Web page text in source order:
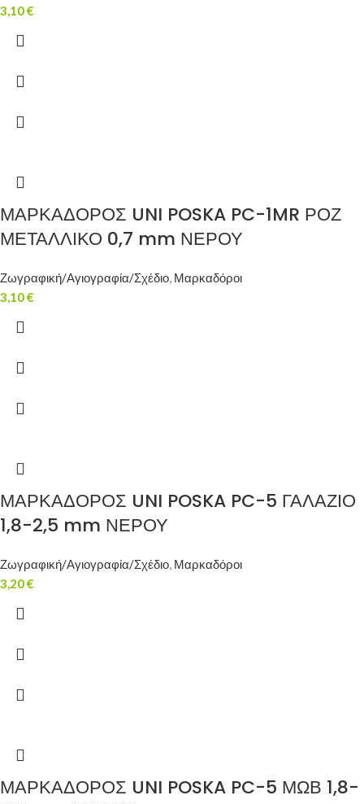
3,10€
ΜΑΡΚΑΔΟΡΟΣ UNI POSKA PC-1MR ΡΟΖ
ΜΕΤΑΛΛΙΚΟ 0,7 mm ΝΕΡΟΥ
Ζωγραφική/Αγιογραφία/Σχέδιο, Μαρκαδόροι
3,10€
ΜΑΡΚΑΔΟΡΟΣ UNI POSKA PC-5 ΓΑΛΑΖΙΟ
1,8-2,5 mm ΝΕΡΟΥ
Ζωγραφική/Αγιογραφία/Σχέδιο, Μαρκαδόροι
3,20€
ΜΑΡΚΑΔΟΡΟΣ UNI POSKA PC-5 ΜΩΒ 1,8-